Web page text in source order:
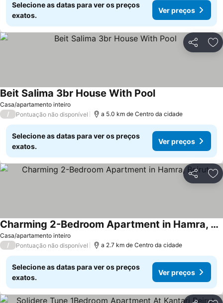
Selecione as datas para ver os preços
exatos.
Ver preços
Partilhar
Casa/apartamento inteiro
Beit Salima 3br House With Pool
/ Pontuação não disponível a 5.0 km de Centro da cidade
Selecione as datas para ver os preços
exatos.
Ver preços
Partilhar
Casa/apartamento inteiro
Charming 2-Bedroom Apartment in Hamra, Beirut
/ Pontuação não disponível a 2.7 km de Centro da cidade
Selecione as datas para ver os preços
exatos.
Ver preços